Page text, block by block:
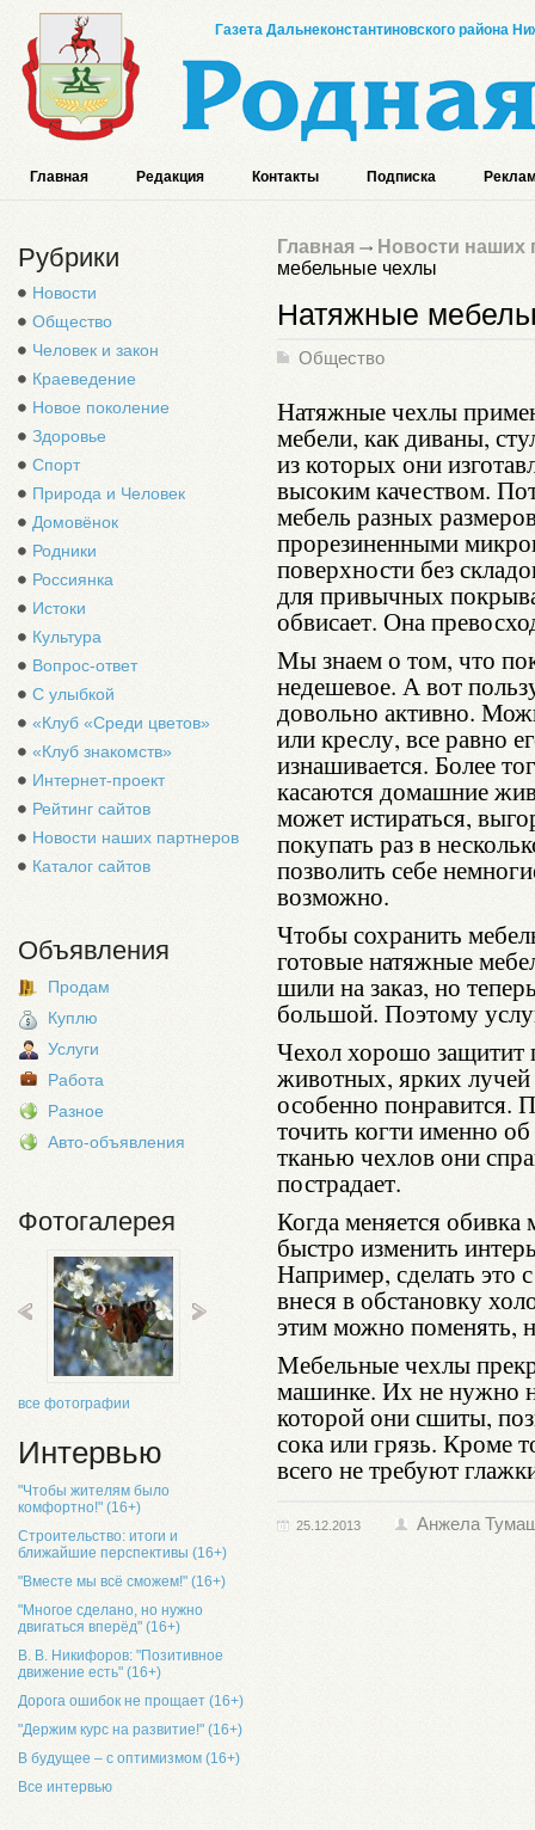
Газета Дальнеконстантиновского района
Главная Редакция Контакты Подписка
Рубрики
Новости
Общество
Человек и закон
Краеведение
Новое поколение
Здоровье
Спорт
Природа и Человек
Домовёнок
Родники
Россиянка
Истоки
Культура
Вопрос-ответ
С улыбкой
«Клуб «Среди цветов»
«Клуб знакомств»
Интернет-проект
Рейтинг сайтов
Новости наших партнеров
Каталог сайтов
Объявления
Продам
Куплю
Услуги
Работа
Разное
Авто-объявления
Фотогалерея
все фотографии
Интервью
"Чтобы жителям было
комфортно!" (16+)
Строительство: итоги и
ближайшие перспективы (16+)
"Вместе мы всё сможем!" (16+)
"Многое сделано, но нужно
двигаться вперёд" (16+)
В. В. Никифоров: "Позитивное
движение есть" (16+)
Дорога ошибок не прощает (16+)
"Держим курс на развитие!" (16+)
В будущее – с оптимизмом (16+)
Все интервью
Главная
Новости наших
мебельные чехлы
Натяжные
Общество
Натяжные чехлы
мебели, как диваны,
из которых они
высоким качеством.
мебель разных
прорезиненными
поверхности без
для привычных
обвисает. Она
Мы знаем о том, что
недешевое. А вот
довольно активно.
или креслу, все равно
изнашивается. Более
касаются домашние
может истираться,
покупать раз в
позволить себе
возможно.
Чтобы сохранить
готовые натяжные
шили на заказ, но
большой. Поэтому
Чехол хорошо защитит
животных, ярких
особенно понравится.
точить когти именно
тканью чехлов они
пострадает.
Когда меняется обивка
быстро изменить
Например, сделать это
внеся в обстановку
этим можно поменять,
Мебельные чехлы
машинке. Их не нужно
которой они сшиты,
сока или грязь. Кроме
всего не требуют
25.12.2013 Анжела